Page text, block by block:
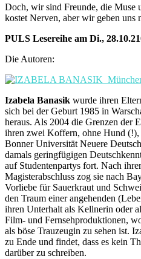
Doch, wir sind Freunde, die Muse
kostet Nerven, aber wir geben uns
PULS Lesereihe am Di.,
Die Autoren:
Izabela Banasik wurde ihren
sich bei der Geburt 1985 in
heraus. Als 2004 die Grenzen der
ihren zwei Koffern, ohne Hund (!),
Bonner Universität Neuere
damals geringfügigen
auf Studentenpartys fort. Nach
Magisterabschluss zog sie nach
Vorliebe für Sauerkraut und
den Traum einer angehenden
ihren Unterhalt als Kellnerin oder
Film- und Fernsehproduktionen,
als böse Trauzeugin zu sehen ist.
zu Ende und findet, dass es kein
darüber zu schreiben.